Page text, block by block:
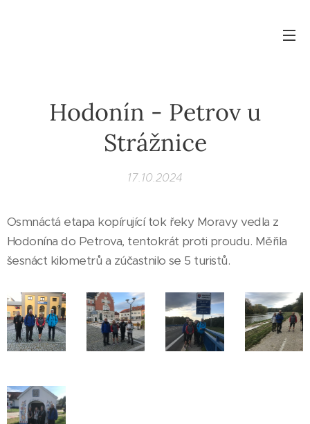
Hodonín - Petrov u
Strážnice
17.10.2024
Osmnáctá etapa kopírující tok řeky Moravy vedla z
Hodonína do Petrova, tentokrát proti proudu. Měřila
šesnáct kilometrů a zúčastnilo se 5 turistů.